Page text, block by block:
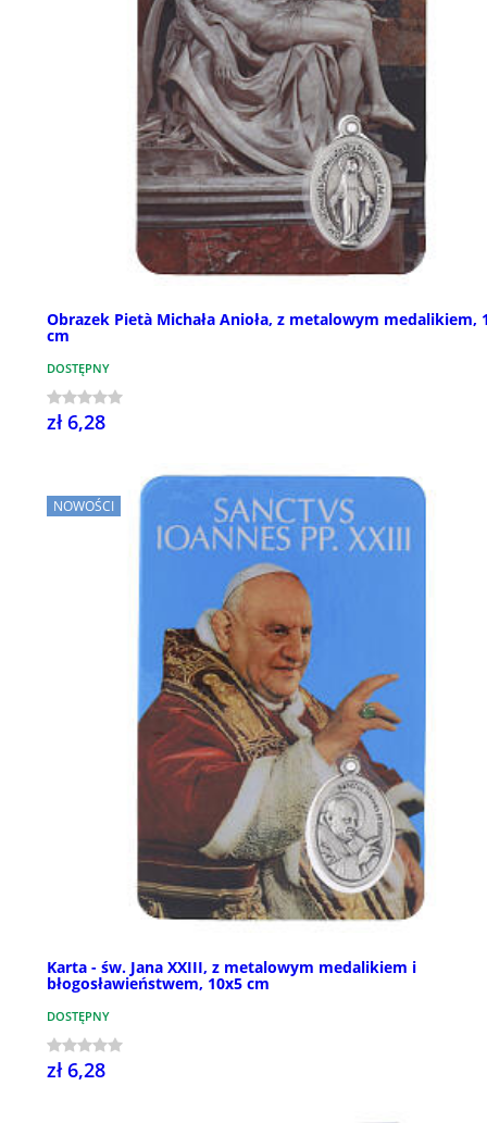
Obrazek Pietà Michała Anioła, z metalowym medalikiem,
cm
DOSTĘPNY
zł 6,28
NOWOŚCI
Karta - św. Jana XXIII, z metalowym medalikiem i
błogosławieństwem, 10x5 cm
DOSTĘPNY
zł 6,28